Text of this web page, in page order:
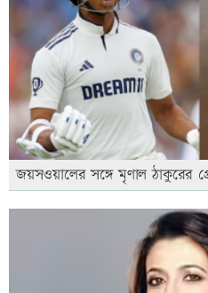
জয়সওয়ালের সঙ্গে মৃণাল ঠাকুরের